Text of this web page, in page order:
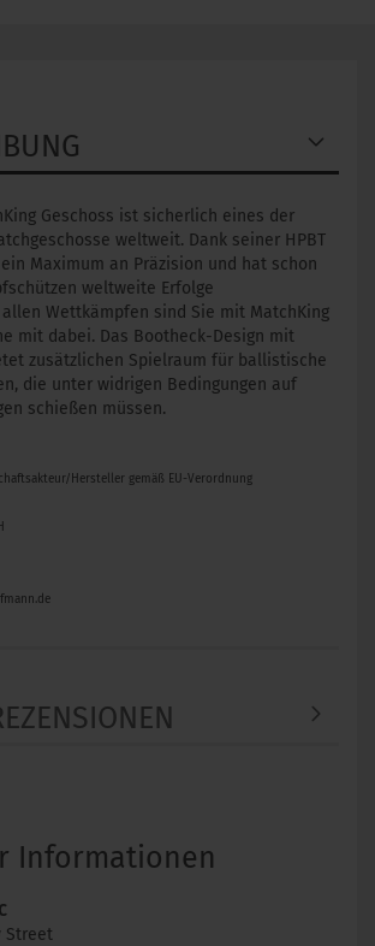
Geschoss ist sicherlich eines der
weltweit. Dank seiner HPBT
Maximum an Präzision und hat schon
weltweite Erfolge
Wettkämpfen sind Sie mit MatchKing
mit dabei. Das Bootheck-Design mit
zusätzlichen Spielraum für ballistische
die unter widrigen Bedingungen auf
schießen müssen.
Hersteller gemäß EU-Verordnung
Informationen
Street